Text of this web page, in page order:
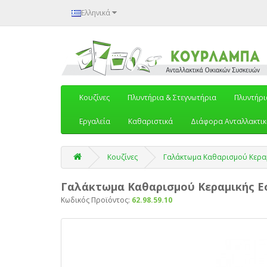
Ελληνικά
Κουζίνες Πλυντήρια & Στεγνωτήρια
Εργαλεία Καθαριστικά Διάφορα
Κουζίνες Γαλάκτωμα Καθαρισμού
Γαλάκτωμα Καθαρισμού Κεραμικής
Κωδικός Προϊόντος: 62.98.59.10